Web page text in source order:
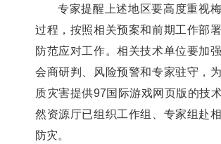
专家提醒上述地区要高度重视
过程，按照相关预案和前期工作部
防范应对工作。相关技术单位要加强
会商研判、风险预警和专家驻守，
质灾害提供97国际游戏网页版的技
然资源厅已组织工作组、专家组赴
防灾。